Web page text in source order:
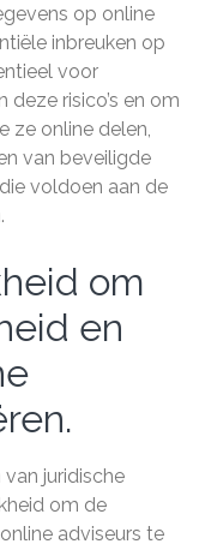
op online
inbreuken op
voor
risico’s en om
ze online delen,
van beveiligde
voldoen aan de
om
en
juridische
om de
adviseurs te